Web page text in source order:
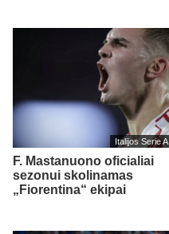
Italijos Serie A
F. Mastanuono oficialiai
sezonui skolinamas
„Fiorentina“ ekipai